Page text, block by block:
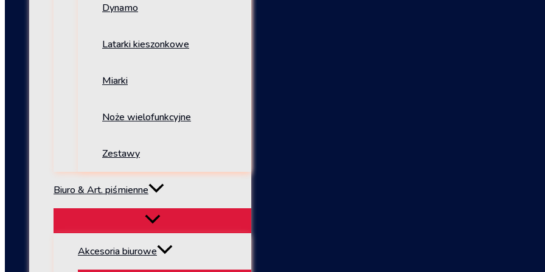
Dynamo
Latarki kieszonkowe
Miarki
Noże wielofunkcyjne
Zestawy
Biuro & Art. piśmienne
Akcesoria biurowe